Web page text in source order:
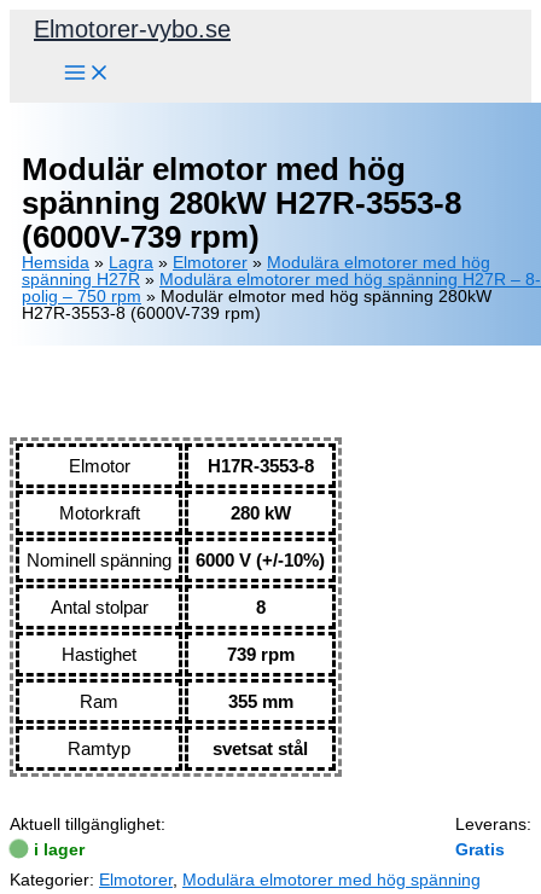
Hoppa
Elmotorer-vybo.se
Modulär elmotor med hög
spänning 280kW H27R-3553-8
(6000V-739 rpm)
Hemsida » Lagra » Elmotorer » Modulära elmotorer med hög
spänning H27R » Modulära elmotorer med hög spänning H27R – 8-
polig – 750 rpm » Modulär elmotor med hög spänning 280kW
H27R-3553-8 (6000V-739 rpm)
Elmotor H17R-3553-8
Motorkraft 280 kW
Nominell spänning 6000 V (+/-10%)
Antal stolpar 8
Hastighet 739 rpm
Ram 355 mm
Ramtyp svetsat stål
Aktuell tillgänglighet:
i lager
Leverans:
Gratis
Kategorier: Elmotorer, Modulära elmotorer med hög spänning